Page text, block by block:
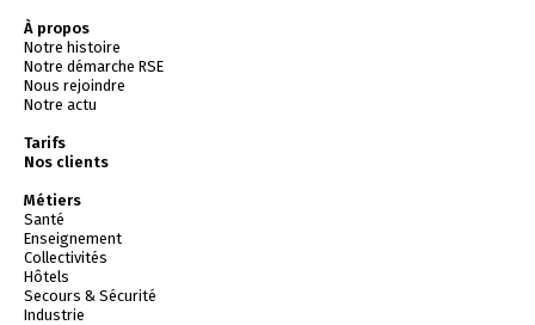
À propos
Notre histoire
Notre démarche RSE
Nous rejoindre
Notre actu
Tarifs
Nos clients
Métiers
Santé
Enseignement
Collectivités
Hôtels
Secours & Sécurité
Industrie